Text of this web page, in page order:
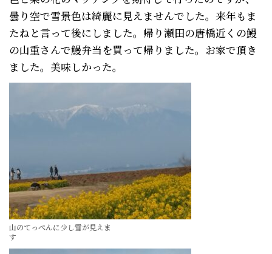
曇り空で雪景色は綺麗に見えませんでした。来年もま
たねと言って後にしました。帰り瀬田の唐橋近くの鰻
の山重さんで鰻弁当を買って帰りました。お家で頂き
ました。美味しかった。
山のてっぺんに少し雪が見えま
す